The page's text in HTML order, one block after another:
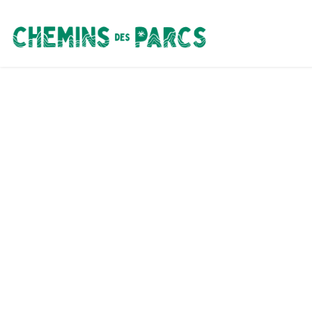
Chemins des Parcs